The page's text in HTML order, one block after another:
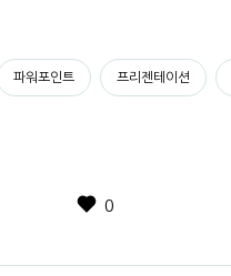
파워포인트 프리젠테이션
0